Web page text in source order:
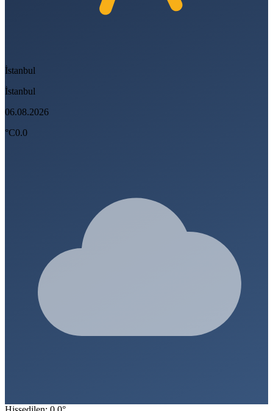
İstanbul
İstanbul
06.08.2026
°C0.0